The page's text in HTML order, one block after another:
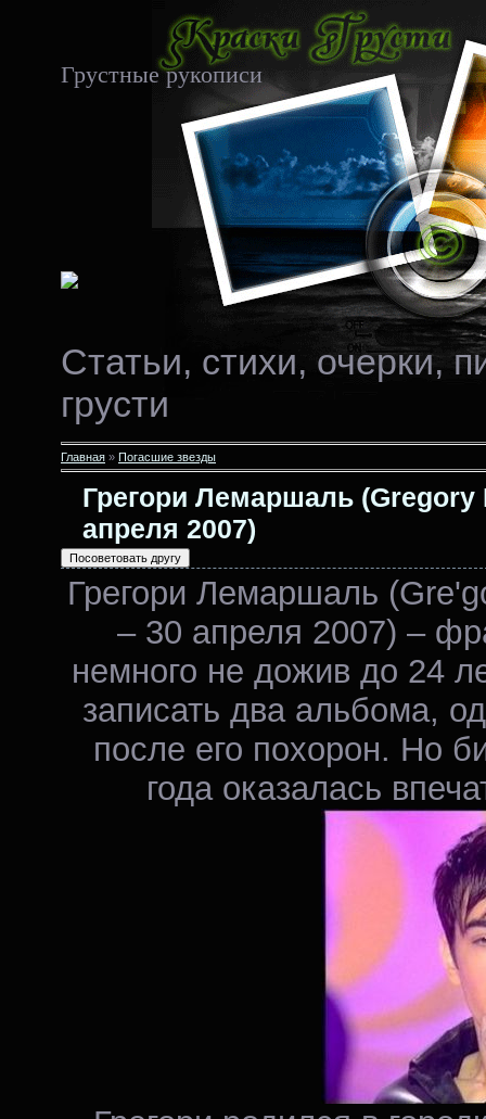
Грустные рукописи
Статьи, стихи, очерки,
грусти
Главная » Погасшие звезды
Грегори Лемаршаль (Gregory
апреля 2007)
Грегори Лемаршаль
– 30 апреля 2007) –
немного не дожив до 24
записать два альбома,
после его похорон. Но
года оказалась